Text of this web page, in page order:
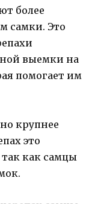
более
самки. Это
выемки на
помогает им
крупнее
это
так как самцы